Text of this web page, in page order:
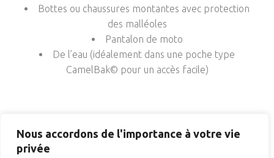
Nous accordons de l'importance à votre vie
privée
Bottes ou chaussures montantes avec protection
des malléoles
Pantalon de moto
De l’eau (idéalement dans une poche type
CamelBak© pour un accès facile)